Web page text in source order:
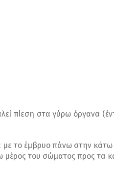
πίεση στα γύρω όργανα
το έμβρυο πάνω στην κάτω
μέρος του σώματος προς τα